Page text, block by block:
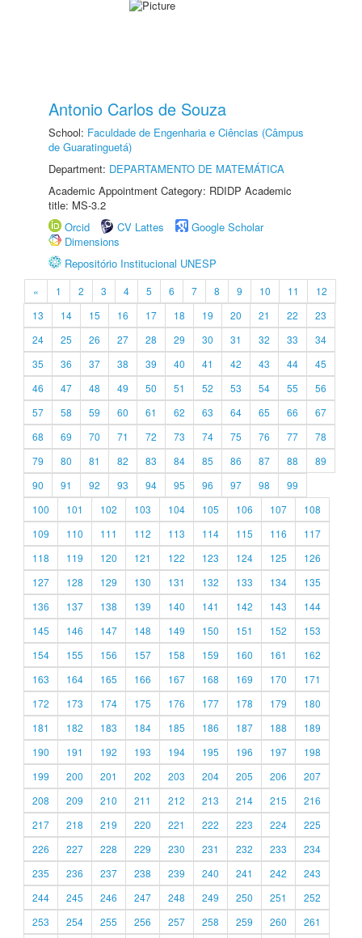
Antonio Carlos de Souza
School: Faculdade de Engenharia e Ciências (Câmpus
de Guaratinguetá)
Department: DEPARTAMENTO DE MATEMÁTICA
Academic Appointment Category: RDIDP Academic
title: MS-3.2
Orcid
CV Lattes
Google Scholar
Dimensions
Repositório Institucional UNESP
« 1 2 3 4 5 6 7 8 9 10 11
12
13
14 15 16 17 18 19 20 21 22
23
24
25 26 27 28 29 30 31 32 33
34
35
36 37 38 39 40 41 42 43 44
45
46
47 48 49 50 51 52 53 54 55
56
57
58 59 60 61 62 63 64 65 66
67
68
69 70 71 72 73 74 75 76 77
78
79
80 81 82 83 84 85 86 87 88
89
90
91 92 93 94 95 96 97 98
99
100
101 102 103 104 105 106 107
108
109
110 111 112 113 114 115 116
117
118
119 120 121 122 123 124 125
126
127
128 129 130 131 132 133 134
135
136
137 138 139 140 141 142 143
144
145
146 147 148 149 150 151 152
153
154
155 156 157 158 159 160 161
162
163
164 165 166 167 168 169 170
171
172
173 174 175 176 177 178 179
180
181
182 183 184 185 186 187 188
189
190
191 192 193 194 195 196 197
198
199
200 201 202 203 204 205 206
207
208
209 210 211 212 213 214 215
216
217
218 219 220 221 222 223 224
225
226
227 228 229 230 231 232 233
234
235
236 237 238 239 240 241 242
243
244
245 246 247 248 249 250 251
252
253
254 255 256 257 258 259 260 261